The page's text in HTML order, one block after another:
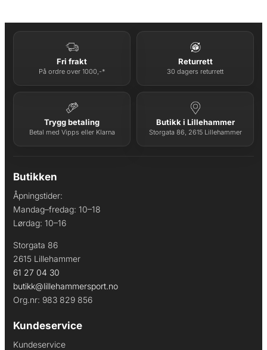
Fri frakt
På ordre over 1000,-*
Returrett
30 dagers returrett
Trygg betaling
Betal med Vipps eller Klarna
Butikk i Lillehammer
Storgata 86, 2615 Lillehammer
Butikken
Åpningstider:
Mandag–fredag: 10–18
Lørdag: 10–16
Storgata 86
2615 Lillehammer
61 27 04 30
butikk@lillehammersport.no
Org.nr: 983 829 856
Kundeservice
Kundeservice